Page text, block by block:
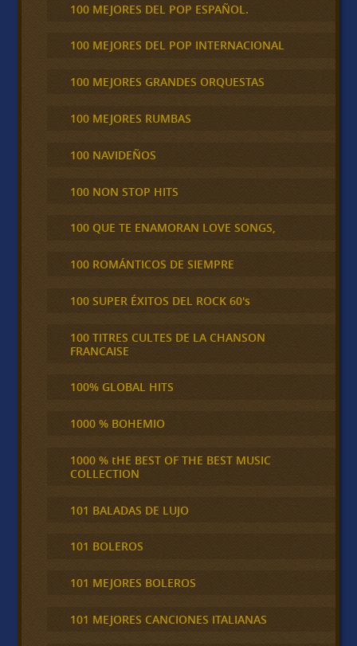
100 MEJORES DEL POP ESPAÑOL.
100 MEJORES DEL POP INTERNACIONAL
100 MEJORES GRANDES ORQUESTAS
100 MEJORES RUMBAS
100 NAVIDEÑOS
100 NON STOP HITS
100 QUE TE ENAMORAN LOVE SONGS,
100 ROMÁNTICOS DE SIEMPRE
100 SUPER ÉXITOS DEL ROCK 60's
100 TITRES CULTES DE LA CHANSON
FRANCAISE
100% GLOBAL HITS
1000 % BOHEMIO
1000 % tHE BEST OF THE BEST MUSIC
COLLECTION
101 BALADAS DE LUJO
101 BOLEROS
101 MEJORES BOLEROS
101 MEJORES CANCIONES ITALIANAS